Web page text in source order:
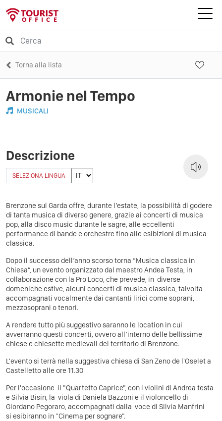
Torna alla lista
Armonie nel Tempo
MUSICALI
Descrizione
SELEZIONA LINGUA
Brenzone sul Garda offre, durante l’estate, la possibilità di godere
di tanta musica di diverso genere, grazie ai concerti di musica
pop, alla disco music durante le sagre, alle eccellenti
performance di bande e orchestre fino alle esibizioni di musica
classica.
Dopo il successo dell’anno scorso torna “Musica classica in
Chiesa”, un evento organizzato dal maestro Andea Testa, in
collaborazione con la Pro Loco, che prevede, in diverse
domeniche estive, alcuni concerti di musica classica, talvolta
accompagnati vocalmente dai cantanti lirici come soprani,
mezzosoprani o tenori.
A rendere tutto più suggestivo saranno le location in cui
avverranno questi concerti, ovvero all’interno delle bellissime
chiese e chiesette medievali del territorio di Brenzone.
L'evento si terrà nella suggestiva chiesa di San Zeno de l'Oselet a
Castelletto alle ore 11.30
Per l'occasione il "Quartetto Caprice", con i violini di Andrea testa
e Silvia Bisin, la viola di Daniela Bazzoni e il violoncello di
Giordano Pegoraro, accompagnati dalla voce di Silvia Manfrini
si esibiranno in "Cinema per sognare".